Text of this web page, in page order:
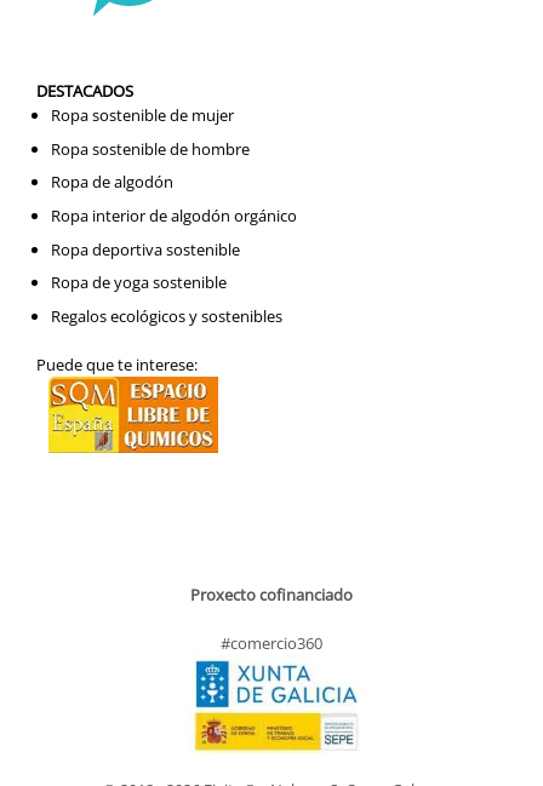
DESTACADOS
Ropa sostenible de mujer
Ropa sostenible de hombre
Ropa de algodón
Ropa interior de algodón orgánico
Ropa deportiva sostenible
Ropa de yoga sostenible
Regalos ecológicos y sostenibles
Puede que te interese:
Proxecto cofinanciado
#comercio360